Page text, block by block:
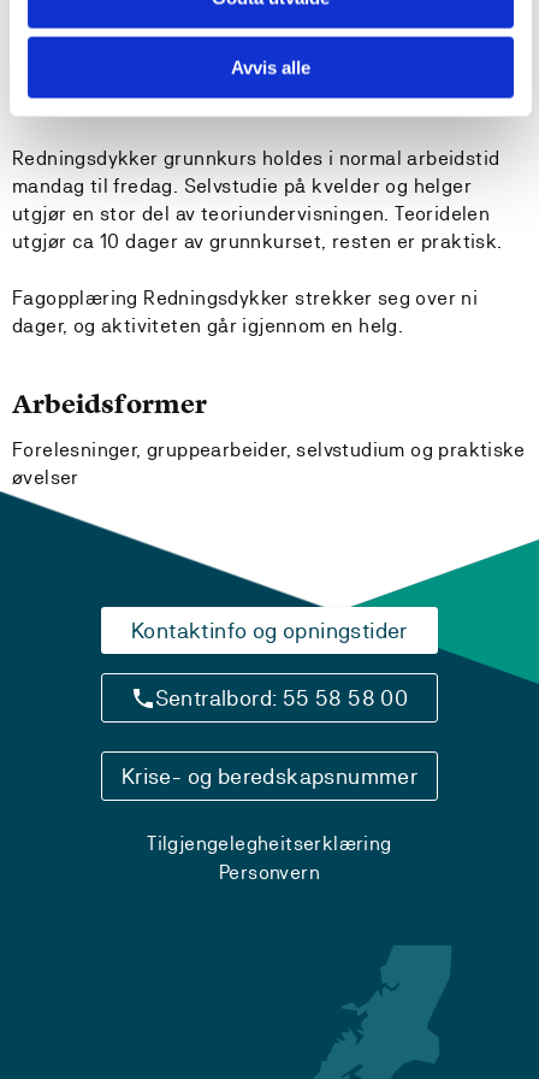
Avvis alle
Redningsdykkerkurset har en varighet på totalt ni uker.
Herav syv uker med Redningsdykker grunnkurs,
etterfulgt av to uker fagopplæring Redningsdykker.
Redningsdykker grunnkurs holdes i normal arbeidstid
mandag til fredag. Selvstudie på kvelder og helger
utgjør en stor del av teoriundervisningen. Teoridelen
utgjør ca 10 dager av grunnkurset, resten er praktisk.
Fagopplæring Redningsdykker strekker seg over ni
dager, og aktiviteten går igjennom en helg.
Arbeidsformer
Forelesninger, gruppearbeider, selvstudium og praktiske
øvelser
Kontaktinfo og opningstider
Sentralbord: 55 58 58 00
Krise- og beredskapsnummer
Tilgjengelegheitserklæring
Personvern